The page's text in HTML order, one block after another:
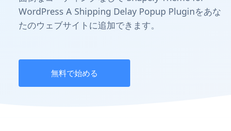
WordPress A Shipping Delay Popup Pluginをあな
たのウェブサイトに追加できます。
無料で始める